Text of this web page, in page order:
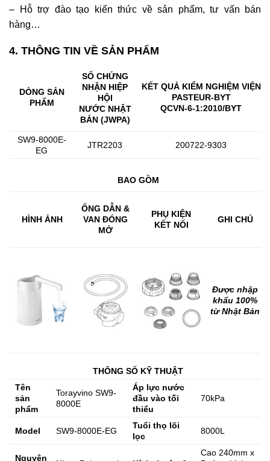
– Hỗ trợ đào tạo kiến thức về sản phẩm, tư vấn bán
hàng…
4. THÔNG TIN VỀ SẢN PHẨM
DÒNG SẢN
PHẨM
SỐ CHỨNG
NHẬN HIỆP
HỘI
NƯỚC NHẬT
BẢN (JWPA)
KẾT QUẢ KIỂM NGHIỆM VIỆN
PASTEUR-BYT
QCVN-6-1:2010/BYT
SW9-8000E-
EG
JTR2203 200722-9303
BAO GỒM
HÌNH ẢNH
ỐNG DẪN &
VAN ĐÓNG
MỞ
PHỤ KIỆN
KẾT NỐI
GHI CHÚ
Được nhập
khẩu 100%
từ Nhật Bản
THÔNG SỐ KỸ THUẬT
Tên
sản
phẩm
Torayvino SW9-
8000E
Áp lực nước
đầu vào tối
thiểu
70kPa
Model SW9-8000E-EG
Tuổi thọ lõi
lọc
8000L
Nguyên
Cao 240mm x